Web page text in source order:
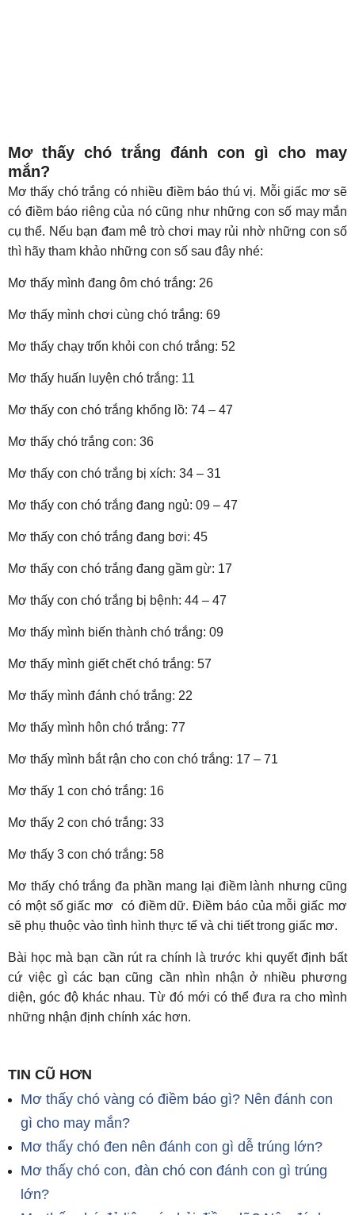
Mơ thấy chó trắng đánh con gì cho may
mắn?
Mơ thấy chó trắng có nhiều điềm báo thú vị. Mỗi giấc mơ sẽ
có điềm báo riêng của nó cũng như những con số may mắn
cụ thể. Nếu bạn đam mê trò chơi may rủi nhờ những con số
thì hãy tham khảo những con số sau đây nhé:
Mơ thấy mình đang ôm chó trắng: 26
Mơ thấy mình chơi cùng chó trắng: 69
Mơ thấy chạy trốn khỏi con chó trắng: 52
Mơ thấy huấn luyện chó trắng: 11
Mơ thấy con chó trắng khổng lồ: 74 – 47
Mơ thấy chó trắng con: 36
Mơ thấy con chó trắng bị xích: 34 – 31
Mơ thấy con chó trắng đang ngủ: 09 – 47
Mơ thấy con chó trắng đang bơi: 45
Mơ thấy con chó trắng đang gầm gừ: 17
Mơ thấy con chó trắng bị bệnh: 44 – 47
Mơ thấy mình biến thành chó trắng: 09
Mơ thấy mình giết chết chó trắng: 57
Mơ thấy mình đánh chó trắng: 22
Mơ thấy mình hôn chó trắng: 77
Mơ thấy mình bắt rận cho con chó trắng: 17 – 71
Mơ thấy 1 con chó trắng: 16
Mơ thấy 2 con chó trắng: 33
Mơ thấy 3 con chó trắng: 58
Mơ thấy chó trắng đa phần mang lại điềm lành nhưng cũng
có một số giấc mơ có điềm dữ. Điềm báo của mỗi giấc mơ
sẽ phụ thuộc vào tình hình thực tế và chi tiết trong giấc mơ.
Bài học mà bạn cần rút ra chính là trước khi quyết định bất
cứ việc gì các bạn cũng cần nhìn nhận ở nhiều phương
diện, góc độ khác nhau. Từ đó mới có thể đưa ra cho mình
những nhận định chính xác hơn.
TIN CŨ HƠN
Mơ thấy chó vàng có điềm báo gì? Nên đánh con
gì cho may mắn?
Mơ thấy chó đen nên đánh con gì dễ trúng lớn?
Mơ thấy chó con, đàn chó con đánh con gì trúng
lớn?